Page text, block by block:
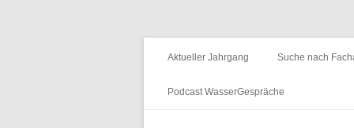
HyWa
Aktueller Jahrgang Suche nach
Podcast WasserGespräche